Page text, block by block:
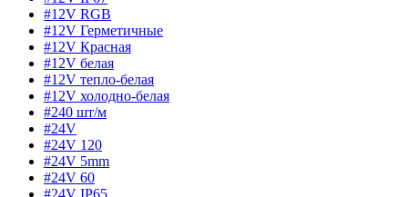
#12V RGB
#12V Герметичные
#12V Красная
#12V белая
#12V тепло-белая
#12V холодно-белая
#240 шт/м
#24V
#24V 120
#24V 5mm
#24V 60